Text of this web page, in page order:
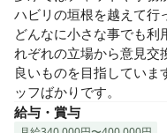
・記録はスマートフォン
・土日休み！年間休日
・時短勤務の相談も可能
・訪問看護経験は不問で
■スタッフが選ぶ『リハ
「みんなが幸せであるた
ハビリの垣根を越えて行
どんなに小さな事でも利
れぞれの立場から意見交
良いものを目指していま
ッフばかりです。
給与・賞与